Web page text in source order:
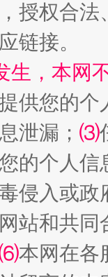
授权合
链接。
生，本网
供您的个
泄漏； ⑶
的个人
侵入或
站和共
本网在各